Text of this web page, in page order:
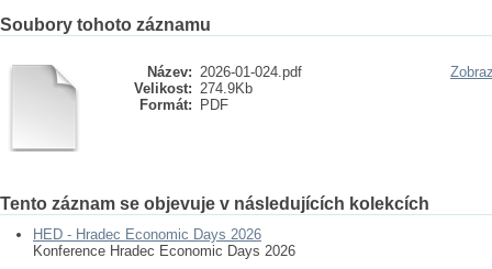
Soubory tohoto záznamu
Název: 2026-01-024.pdf
Velikost: 274.9Kb
Formát:
PDF
Tento záznam se objevuje v následujících kolekcích
HED - Hradec Economic Days 2026
Konference Hradec Economic Days 2026